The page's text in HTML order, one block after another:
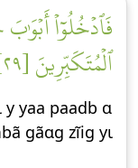
فَٱدۡخُلُوٓاْ
ٱلۡمُتَكَبِّرِينَ [٢٩]
y yaa paadb ɑ
gãɑg zĩig yɩ